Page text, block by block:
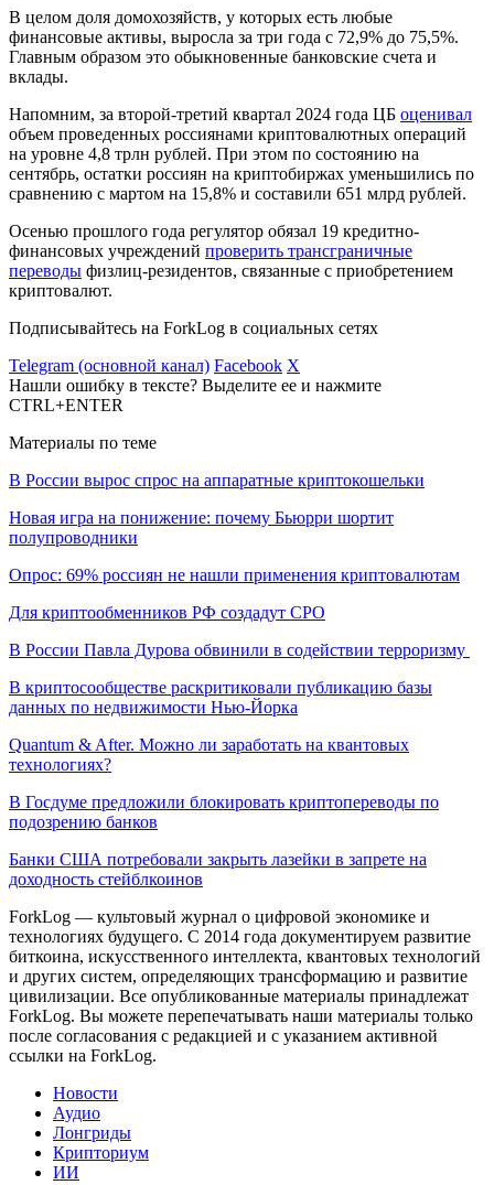
В целом доля домохозяйств, у которых есть любые
финансовые активы, выросла за три года с 72,9% до 75,5%.
Главным образом это обыкновенные банковские счета и
вклады.
Напомним, за второй-третий квартал 2024 года ЦБ оценивал
объем проведенных россиянами криптовалютных операций
на уровне 4,8 трлн рублей. При этом по состоянию на
сентябрь, остатки россиян на криптобиржах уменьшились по
сравнению с мартом на 15,8% и составили 651 млрд рублей.
Осенью прошлого года регулятор обязал 19 кредитно-
финансовых учреждений проверить трансграничные
переводы физлиц-резидентов, связанные с приобретением
криптовалют.
Подписывайтесь на ForkLog в социальных сетях
Telegram (основной канал) Facebook X
Нашли ошибку в тексте? Выделите ее и нажмите
CTRL+ENTER
Материалы по теме
В России вырос спрос на аппаратные криптокошельки
Новая игра на понижение: почему Бьюрри шортит
полупроводники
Опрос: 69% россиян не нашли применения криптовалютам
Для криптообменников РФ создадут СРО
В России Павла Дурова обвинили в содействии терроризму
В криптосообществе раскритиковали публикацию базы
данных по недвижимости Нью-Йорка
Quantum & After. Можно ли заработать на квантовых
технологиях?
В Госдуме предложили блокировать криптопереводы по
подозрению банков
Банки США потребовали закрыть лазейки в запрете на
доходность стейблкоинов
ForkLog — культовый журнал о цифровой экономике и
технологиях будущего. С 2014 года документируем развитие
биткоина, искусственного интеллекта, квантовых технологий
и других систем, определяющих трансформацию и развитие
цивилизации. Все опубликованные материалы принадлежат
ForkLog. Вы можете перепечатывать наши материалы только
после согласования с редакцией и с указанием активной
ссылки на ForkLog.
Новости
Аудио
Лонгриды
Крипториум
ИИ